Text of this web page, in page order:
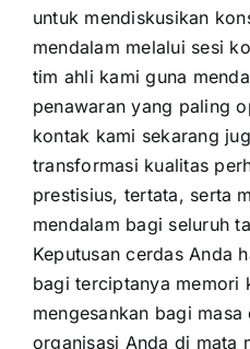
untuk mendiskusikan
mendalam melalui sesi
tim ahli kami guna
penawaran yang paling
kontak kami sekarang
transformasi kualitas
prestisius, tertata, serta
mendalam bagi seluruh
Keputusan cerdas Anda
bagi terciptanya
mengesankan bagi
organisasi Anda di mata